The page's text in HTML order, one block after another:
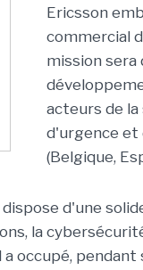
Ericsson
commercial
mission
acteurs de la
d'urgence et
(Belgique,
d'une
la
a occupé,